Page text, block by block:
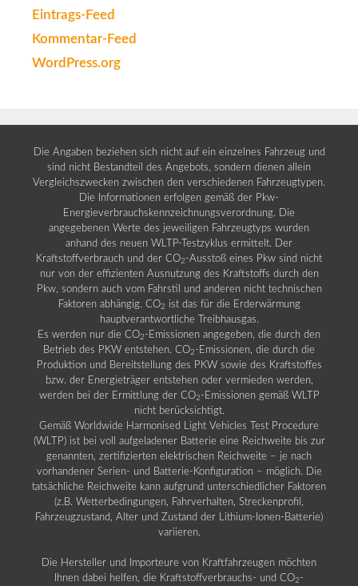
Eintrags-Feed
Kommentar-Feed
WordPress.org
Die Angaben beziehen sich nicht auf ein einzelnes Fahrzeug und
sind nicht Bestandteil des Angebots, sondern dienen allein
Vergleichszwecken zwischen den verschiedenen Fahrzeugtypen.
Die Informationen erfolgen gemäß der Pkw-
Energieverbrauchskennzeichnungsverordnung. Die
angegebenen Werte des jeweiligen Fahrzeugtyps wurden
anhand des neuen WLTP-Testzyklus ermittelt. Der
Kraftstoffverbrauch und der CO2 -Ausstoß eines Pkw sind nicht
nur von der effizienten Ausnutzung des Kraftstoffs durch den
Pkw, sondern auch vom Fahrstil und anderen nicht technischen
Faktoren abhängig. CO2 ist das für die Erderwärmung
hauptverantwortliche Treibhausgas.
Es werden nur die CO2 -Emissionen angegeben, die durch den
Betrieb des PKW entstehen. CO2 -Emissionen, die durch die
Produktion und Bereitstellung des PKW sowie des Kraftstoffes
bzw. der Energieträger entstehen oder vermieden werden,
werden bei der Ermittlung der CO2 -Emissionen gemäß WLTP
nicht berücksichtigt.
Gemäß Worldwide Harmonised Light Vehicles Test Procedure
(WLTP) ist bei voll aufgeladener Batterie eine Reichweite bis zur
genannten, zertifizierten elektrischen Reichweite – je nach
vorhandener Serien- und Batterie-Konfiguration – möglich. Die
tatsächliche Reichweite kann aufgrund unterschiedlicher Faktoren
(z.B. Wetterbedingungen, Fahrverhalten, Streckenprofil,
Fahrzeugzustand, Alter und Zustand der Lithium-Ionen-Batterie)
variieren.
Die Hersteller und Importeure von Kraftfahrzeugen möchten
Ihnen dabei helfen, die Kraftstoffverbrauchs- und CO2 -